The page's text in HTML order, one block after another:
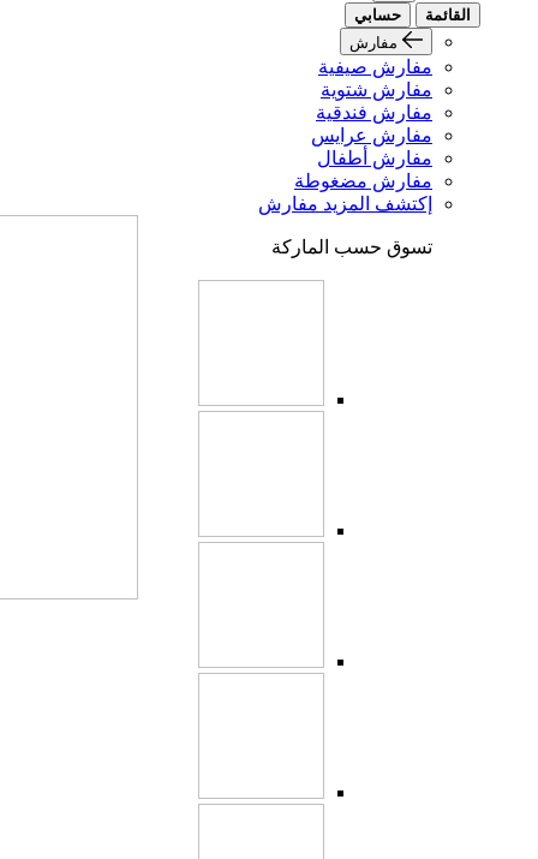
القائمة
حسابي
مفارش
مفارش صيفية
مفارش شتوية
مفارش فندقية
مفارش عرايس
مفارش أطفال
مفارش مضغوطة
إكتشف المزيد مفارش
تسوق حسب الماركة